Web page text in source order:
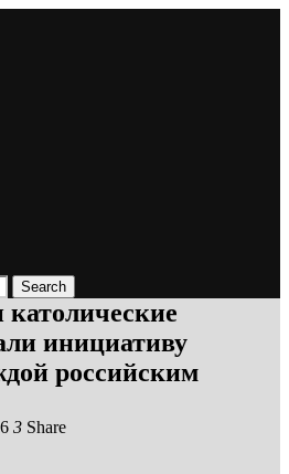
Search
инициативу
российским
3 Share